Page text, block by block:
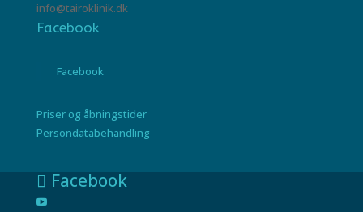
info@tairoklinik.dk
Facebook
Facebook
Priser og åbningstider
Persondatabehandling
Facebook